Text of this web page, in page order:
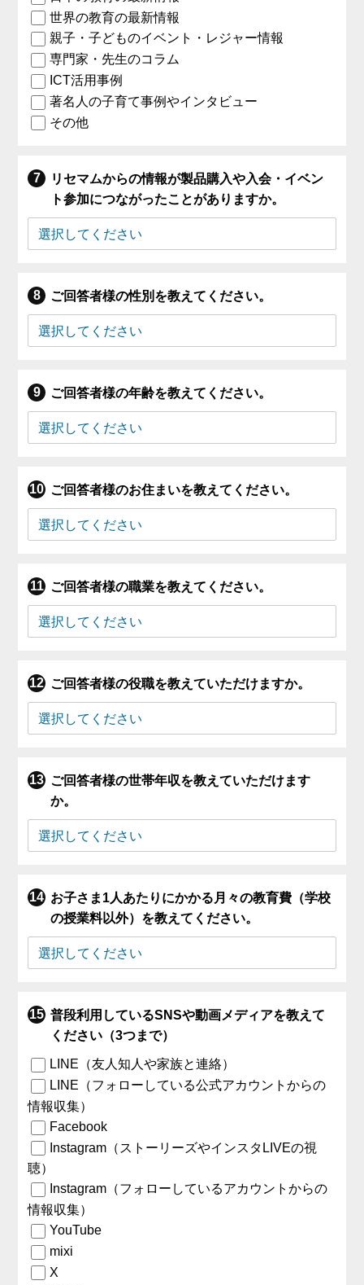
世界の教育の最新情報
親子・子どものイベント・レジャー情報
専門家・先生のコラム
ICT活用事例
著名人の子育て事例やインタビュー
その他
リセマムからの情報が製品購入や入会・イベン
ト参加につながったことがありますか。
ご回答者様の性別を教えてください。
ご回答者様の年齢を教えてください。
ご回答者様のお住まいを教えてください。
ご回答者様の職業を教えてください。
ご回答者様の役職を教えていただけますか。
ご回答者様の世帯年収を教えていただけます
か。
お子さま1人あたりにかかる月々の教育費（学校
の授業料以外）を教えてください。
普段利用しているSNSや動画メディアを教えて
ください（3つまで）
LINE（友人知人や家族と連絡）
LINE（フォローしている公式アカウントからの
情報収集）
Facebook
Instagram（ストーリーズやインスタLIVEの視
聴）
Instagram（フォローしているアカウントからの
情報収集）
YouTube
mixi
X